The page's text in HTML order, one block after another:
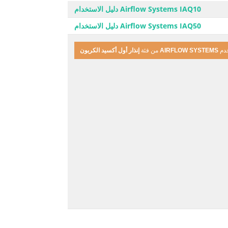
Airflow Systems IAQ10 دليل الاستخدام
Airflow Systems IAQ50 دليل الاستخدام
AIRFLOW SYSTEMS من فئة إنذار أول أكسيد الكربون